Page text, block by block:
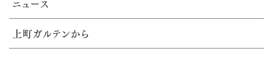
ニュース
上町ガルテンから